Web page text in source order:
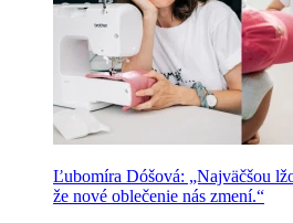
Ľubomíra Dóšová: „Najväčšou
že nové oblečenie nás zmení.“